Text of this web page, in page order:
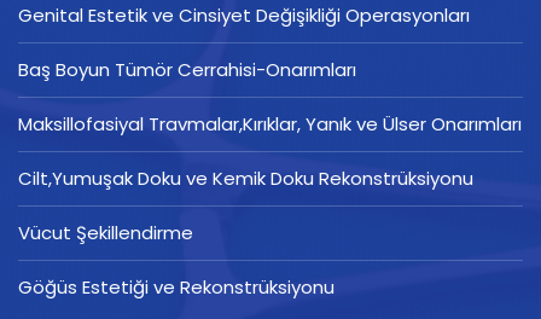
Genital Estetik ve Cinsiyet Değişikliği Operasyonları
Baş Boyun Tümör Cerrahisi-Onarımları
Maksillofasiyal Travmalar,Kırıklar, Yanık ve Ülser Onarımları
Cilt,Yumuşak Doku ve Kemik Doku Rekonstrüksiyonu
Vücut Şekillendirme
Göğüs Estetiği ve Rekonstrüksiyonu